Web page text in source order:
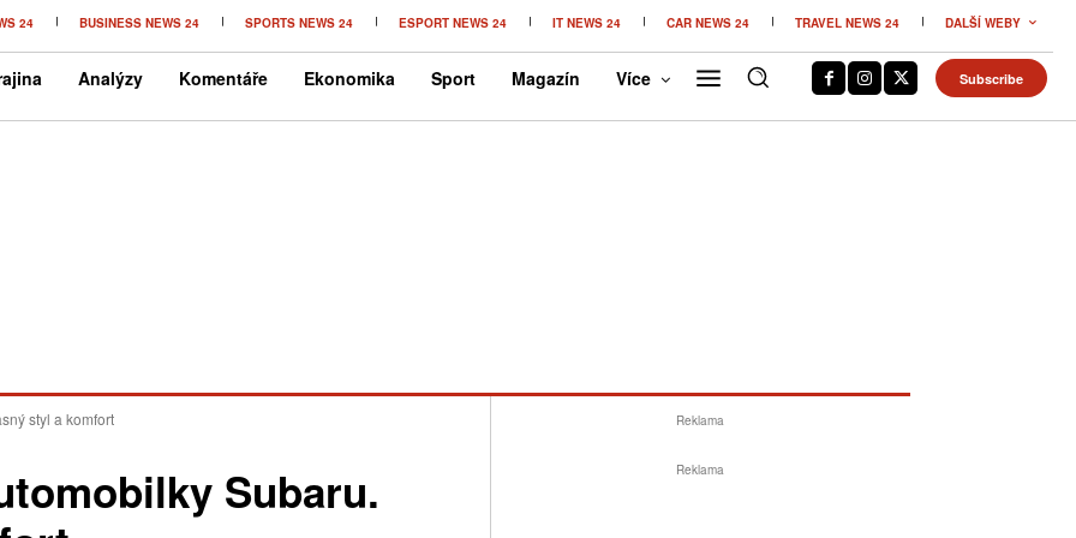
24 BUSINESS NEWS 24 SPORTS NEWS 24 ESPORT NEWS 24 IT NEWS 24 CAR NEWS 24 TRAVEL NEWS 24 DALŠÍ WEBY
Analýzy Komentáře Ekonomika Sport Magazín Více Subscribe
styl a komfort
Subaru.
Reklama
Reklama